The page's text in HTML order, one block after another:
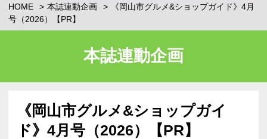
HOME 本誌連動企画
《岡山市グルメ&ショップガイド》4月
号（2026）【PR】
本誌連動企画
《岡山市グルメ&ショップガイ
ド》4月号（2026）【PR】